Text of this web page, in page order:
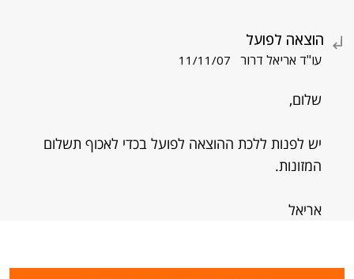
הוצאה לפועל
עו"ד אריאל דרור 11/11/07
שלום,
יש לפנות ללכת ההוצאה לפועל בכדי לאכוף תשלום
המזונות.
אריאל